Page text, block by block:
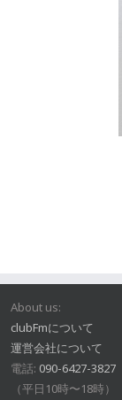
About us:
clubFmについて
運営会社について
電話: 090-6427-3827
（平日10時〜18時）